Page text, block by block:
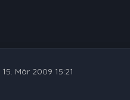
15. Mär 2009 15:21